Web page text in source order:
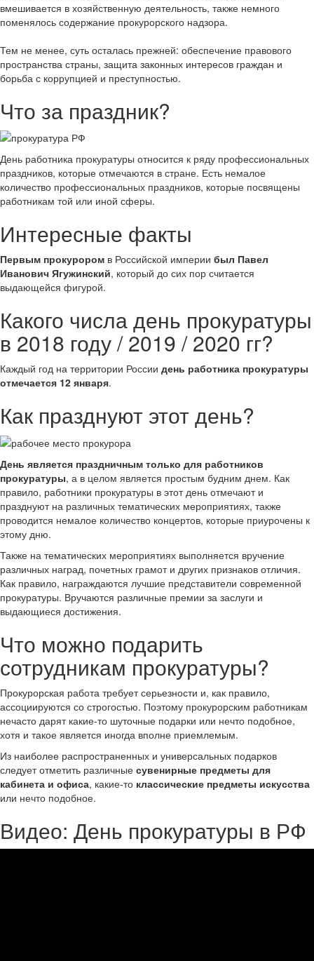
вмешивается в хозяйственную деятельность, также немного
поменялось содержание прокурорского надзора.
Тем не менее, суть осталась прежней: обеспечение правового
пространства страны, защита законных интересов граждан и
борьба с коррупцией и преступностью.
Что за праздник?
День работника прокуратуры относится к ряду профессиональных
праздников, которые отмечаются в стране. Есть немалое
количество профессиональных праздников, которые посвящены
работникам той или иной сферы.
Интересные факты
Первым прокурором в Российской империи был Павел
Иванович Ягужинский, который до сих пор считается
выдающейся фигурой.
Какого числа день прокуратуры
в 2018 году / 2019 / 2020 гг?
Каждый год на территории России день работника прокуратуры
отмечается 12 января.
Как празднуют этот день?
День является праздничным только для работников
прокуратуры, а в целом является простым будним днем. Как
правило, работники прокуратуры в этот день отмечают и
празднуют на различных тематических мероприятиях, также
проводится немалое количество концертов, которые приурочены к
этому дню.
Также на тематических мероприятиях выполняется вручение
различных наград, почетных грамот и других признаков отличия.
Как правило, награждаются лучшие представители современной
прокуратуры. Вручаются различные премии за заслуги и
выдающиеся достижения.
Что можно подарить
сотрудникам прокуратуры?
Прокурорская работа требует серьезности и, как правило,
ассоциируются со строгостью. Поэтому прокурорским работникам
нечасто дарят какие-то шуточные подарки или нечто подобное,
хотя и такое является иногда вполне приемлемым.
Из наиболее распространенных и универсальных подарков
следует отметить различные сувенирные предметы для
кабинета и офиса, какие-то классические предметы искусства
или нечто подобное.
Видео: День прокуратуры в РФ